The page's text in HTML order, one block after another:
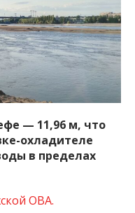
— 11,96 м, что
охладителе
в пределах
ОВА.